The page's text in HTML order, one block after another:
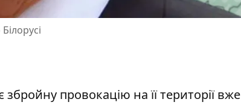
провокацію на її території вже